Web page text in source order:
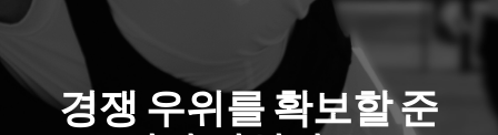
경쟁 우위를 확보할 준